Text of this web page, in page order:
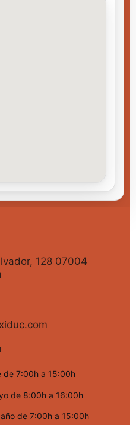
128 07004
de 7:00h a 15:00h
de 8:00h a 16:00h
de 7:00h a 15:00h